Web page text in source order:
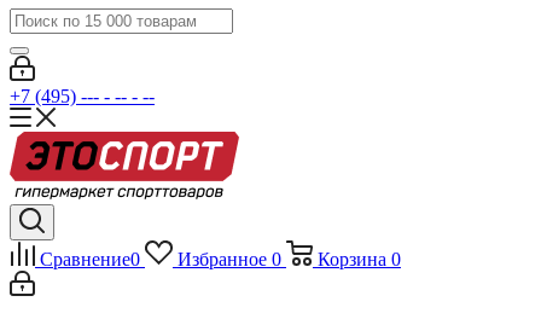
+7 (495) --- - -- - --
Сравнение0 Избранное 0 Корзина 0